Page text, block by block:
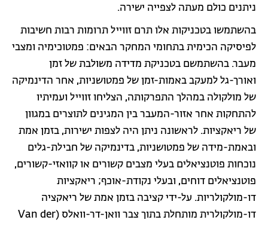
ניתנים כולם מעתה לצפייה ישירה.
בהשתמשו בטכניקות אלו תרם זווייל תרומות רבות חשיבות
לפיסיקה הכימית בתחומי המחקר הבאים: פמטוכימיה ומצבי
מעבר. בהשתמשם בטכניקת מדידה משולבת של זמן
ואורך-גל למעקב באמות-זמן של פמטושניות, אחר הדינמיקה
של מולקולה במהלך התפרקותה, הצליחו זווייל ועמיתיו
להתחקות אחר אזור-המעבר בין המגינים לתוצרים במגוון
של ריאקציות. לראשונה ניתן היה לצפות ישירות, בזמן אמת
ובאמת-מידה של פמטושניות, בדינמיקה של חבילת-גלים
נוכחות פוטנציאלים בעלי מצבים קשורים או קוואזי-קשורים,
פוטנציאלים דוחים, ובעלי נקודת-אוכף; ריאקציות
דו-מולקולריות. על-ידי קציבה בזמן אמת של ריאקציה
דו-מולקולרית מותחלת בתוך צבר וואן-דר-וואלס (Van der